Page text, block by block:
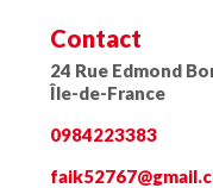
Contact
24 Rue Edmond
Île-de-France
0984223383